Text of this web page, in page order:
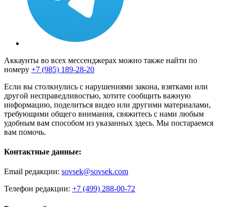
Аккаунты во всех мессенджерах можно также найти по
номеру +7 (985) 189-28-20
Если вы столкнулись с нарушениями закона, взятками или
другой несправедливостью, хотите сообщить важную
информацию, поделиться видео или другими материалами,
требующими общего внимания, свяжитесь с нами любым
удобным вам способом из указанных здесь. Мы постараемся
вам помочь.
Контактные данные:
Email редакции: sovsek@sovsek.com
Телефон редакции: +7 (499) 288-00-72